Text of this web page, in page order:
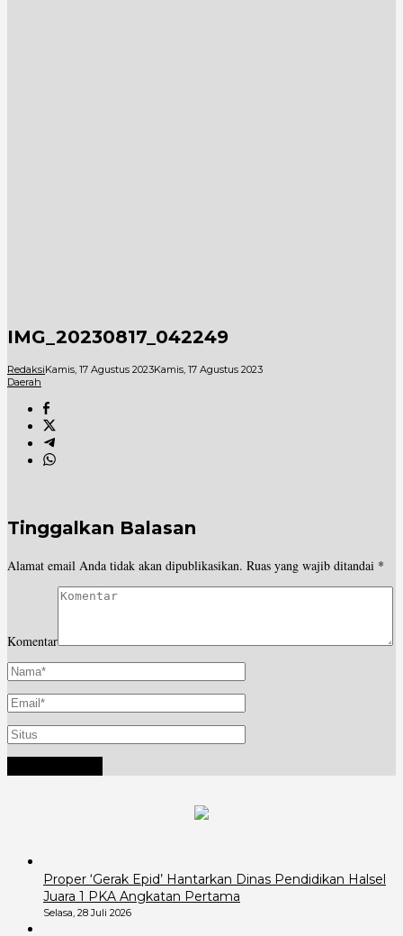
IMG_20230817_042249
RedaksiKamis, 17 Agustus 2023Kamis, 17 Agustus 2023
Daerah
Tinggalkan Balasan
Alamat email Anda tidak akan dipublikasikan. Ruas yang wajib ditandai *
Komentar
Proper ‘Gerak Epid’ Hantarkan Dinas Pendidikan Halsel
Juara 1 PKA Angkatan Pertama
Selasa, 28 Juli 2026